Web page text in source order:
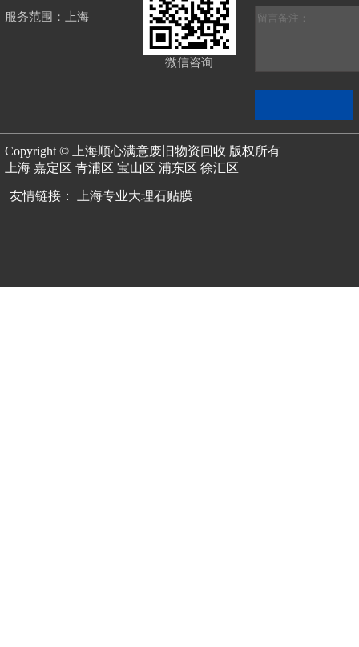
服务范围：上海
微信咨询
Copyright © 上海顺心满意废旧物资回收 版权所有
上海 嘉定区 青浦区 宝山区 浦东区 徐汇区
友情链接： 上海专业大理石贴膜